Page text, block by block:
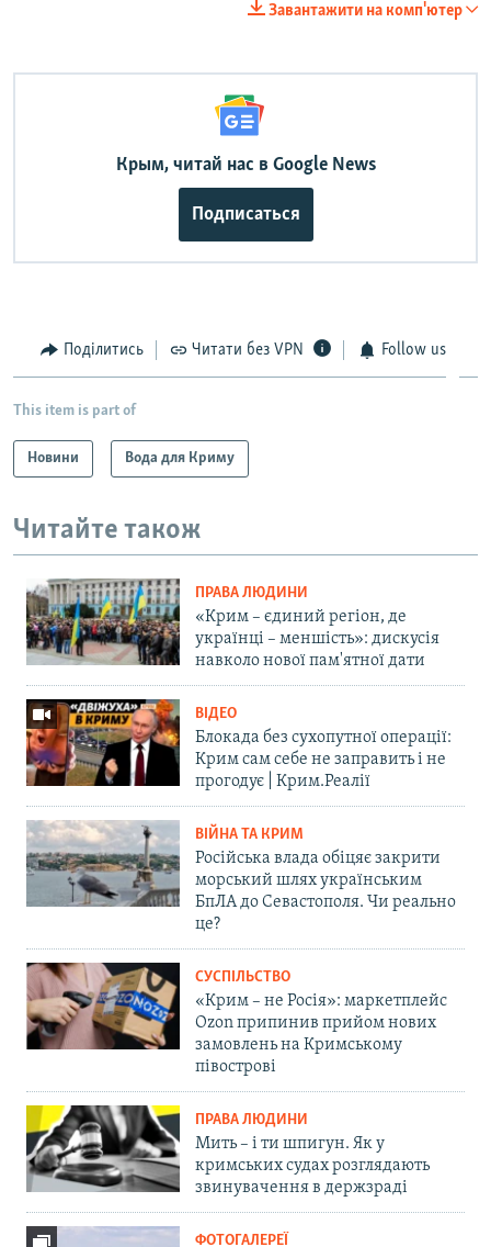
Auto 240p 360p 480p
480p
Завантажити на комп'ютер
Крым, читай нас в Google News
Подписаться
Поділитись Читати без VPN Follow us
This item is part of
Новини Вода для Криму
Читайте також
ПРАВА ЛЮДИНИ
«Крим – єдиний регіон, де
українці – меншість»: дискусія
навколо нової пам'ятної дати
ВІДЕО
Блокада без сухопутної операції:
Крим сам себе не заправить і не
прогодує | Крим.Реалії
ВІЙНА ТА КРИМ
Російська влада обіцяє закрити
морський шлях українським
БпЛА до Севастополя. Чи реально
це?
СУСПІЛЬСТВО
«Крим – не Росія»: маркетплейс
Ozon припинив прийом нових
замовлень на Кримському
півострові
ПРАВА ЛЮДИНИ
Мить – і ти шпигун. Як у
кримських судах розглядають
звинувачення в держзраді
ФОТОГАЛЕРЕЇ